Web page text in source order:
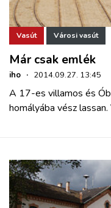
Vasút Városi vasút
Már csak emlék
iho · 2014.09.27. 13:45
A 17-es villamos és
homályába vész lassan.